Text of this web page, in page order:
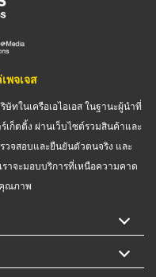
พจเจส
ทในเครือเอไอเอส ในฐานะผู้นำที่
ก็ตติ้ง ผ่านเว็บไซต์รวมสินค้าและ
วจสอบและยืนยันตัวตนจริง และ
าจะมอบบริการที่เหนือความคาด
ณภาพ